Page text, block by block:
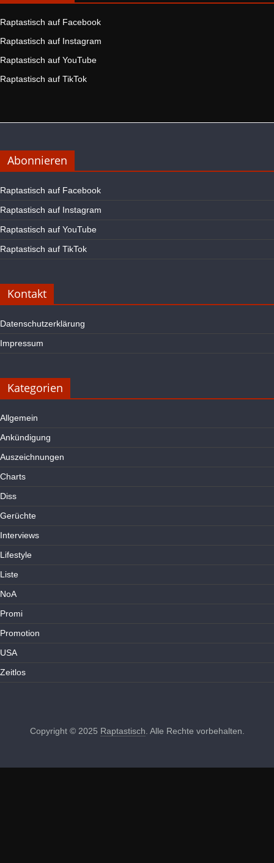
Raptastisch auf Facebook
Raptastisch auf Instagram
Raptastisch auf YouTube
Raptastisch auf TikTok
Abonnieren
Raptastisch auf Facebook
Raptastisch auf Instagram
Raptastisch auf YouTube
Raptastisch auf TikTok
Kontakt
Datenschutzerklärung
Impressum
Kategorien
Allgemein
Ankündigung
Auszeichnungen
Charts
Diss
Gerüchte
Interviews
Lifestyle
Liste
NoA
Promi
Promotion
USA
Zeitlos
Copyright © 2025 Raptastisch . Alle Rechte vorbehalten.